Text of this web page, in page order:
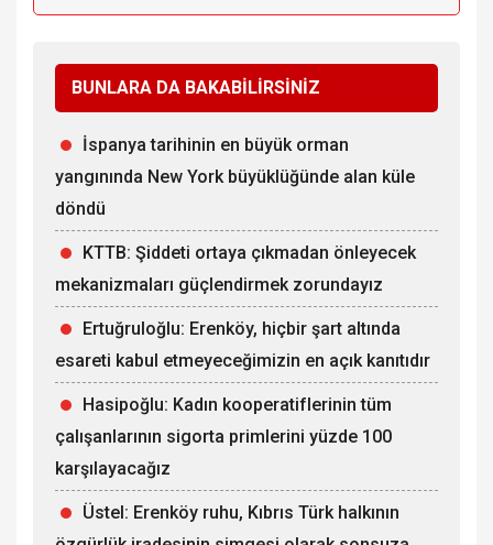
BUNLARA DA BAKABİLİRSİNİZ
İspanya tarihinin en büyük orman
yangınında New York büyüklüğünde alan küle
döndü
KTTB: Şiddeti ortaya çıkmadan önleyecek
mekanizmaları güçlendirmek zorundayız
Ertuğruloğlu: Erenköy, hiçbir şart altında
esareti kabul etmeyeceğimizin en açık kanıtıdır
Hasipoğlu: Kadın kooperatiflerinin tüm
çalışanlarının sigorta primlerini yüzde 100
karşılayacağız
Üstel: Erenköy ruhu, Kıbrıs Türk halkının